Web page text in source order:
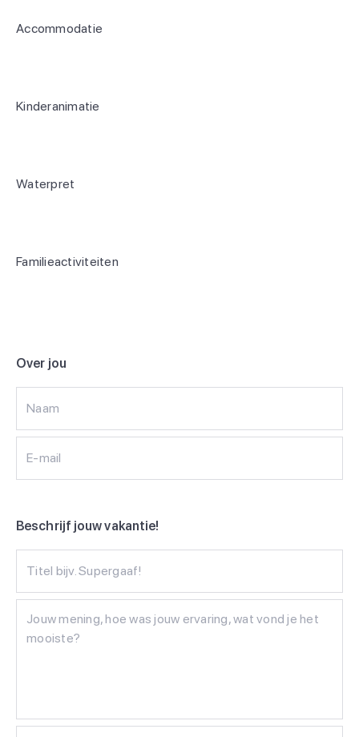
Accommodatie
Kinderanimatie
Waterpret
Familieactiviteiten
Over jou
Naam
E-mail
Beschrijf jouw vakantie!
Titel bijv. Supergaaf!